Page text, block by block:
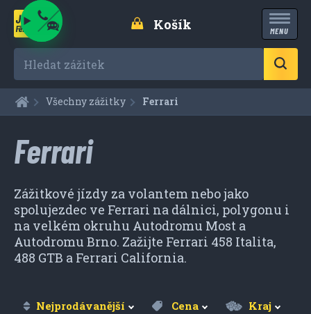
Košík MENU
Hledat zážitek
Všechny zážitky Aktuální:
Ferrari
Ferrari
Zážitkové jízdy za volantem nebo jako
spolujezdec ve Ferrari na dálnici, polygonu i
na velkém okruhu Autodromu Most a
Autodromu Brno. Zažijte Ferrari 458 Italita,
488 GTB a Ferrari California.
Nejprodávanější Cena Kraj